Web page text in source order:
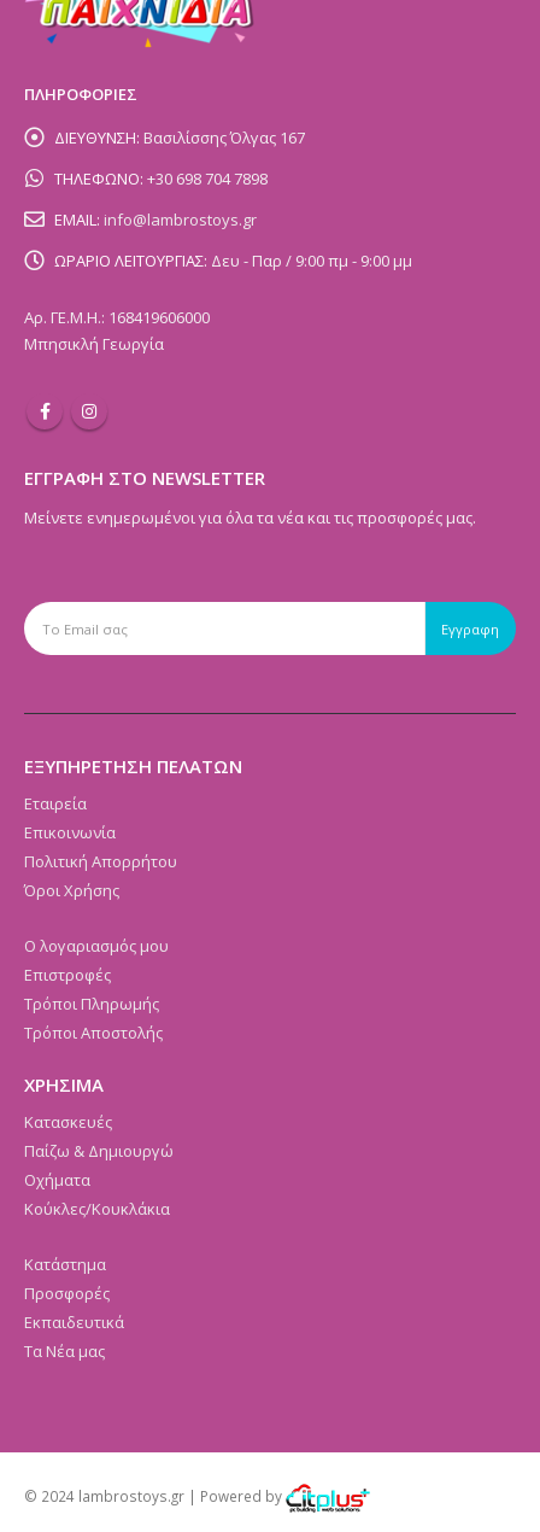
ΠΛΗΡΟΦΟΡΙΕΣ
ΔΙΕΥΘΥΝΣΗ: Βασιλίσσης Όλγας 167
ΤΗΛΕΦΩΝΟ: +30 698 704 7898
EMAIL: info@lambrostoys.gr
ΩΡΑΡΙΟ ΛΕΙΤΟΥΡΓΙΑΣ: Δευ - Παρ / 9:00 πμ - 9:00 μμ
Αρ. ΓΕ.Μ.Η.: 168419606000
Μπησικλή Γεωργία
ΕΓΓΡΑΦΗ ΣΤΟ NEWSLETTER
Μείνετε ενημερωμένοι για όλα τα νέα και τις προσφορές μας.
ΕΞΥΠΗΡΕΤΗΣΗ ΠΕΛΑΤΩΝ
Εταιρεία
Επικοινωνία
Πολιτική Απορρήτου
Όροι Χρήσης
Ο λογαριασμός μου
Επιστροφές
Τρόποι Πληρωμής
Τρόποι Αποστολής
ΧΡΗΣΙΜΑ
Κατασκευές
Παίζω & Δημιουργώ
Οχήματα
Κούκλες/Κουκλάκια
Κατάστημα
Προσφορές
Εκπαιδευτικά
Τα Νέα μας
© 2024 lambrostoys.gr | Powered by